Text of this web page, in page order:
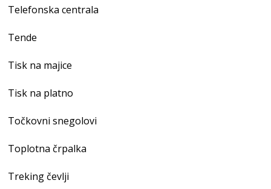
Telefonska centrala
Tende
Tisk na majice
Tisk na platno
Točkovni snegolovi
Toplotna črpalka
Treking čevlji